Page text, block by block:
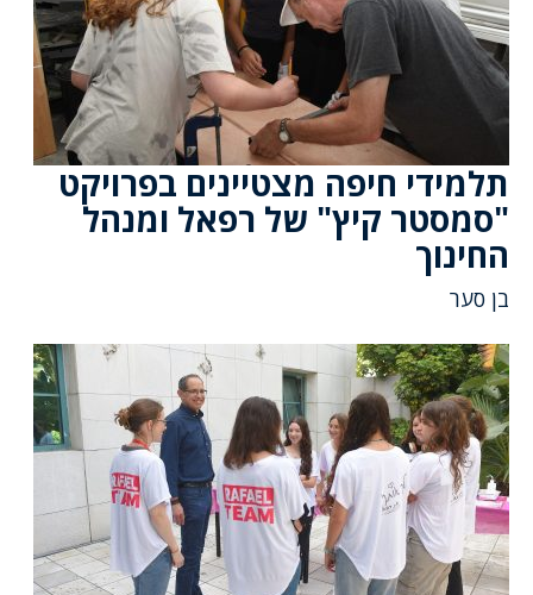
תלמידי חיפה מצטיינים בפרויקט
"סמסטר קיץ" של רפאל ומנהל
החינוך
בן סער